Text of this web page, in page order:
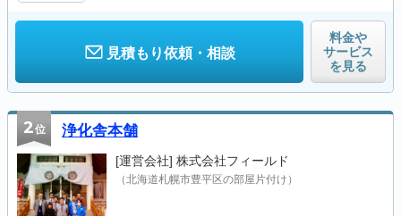
見積もり依頼・相談
料金や
サービス
を見る
2位 浄化舎本舗
[運営会社] 株式会社フィールド
（北海道札幌市豊平区の部屋片付け）